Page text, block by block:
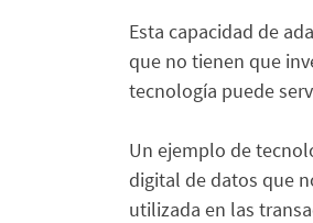
Esta capacidad de
que no tienen que
tecnología puede
Un ejemplo de
digital de datos que
utilizada en las